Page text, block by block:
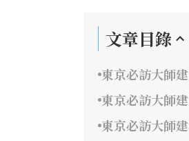
文章目錄
東京必訪大師
東京必訪大師
東京必訪大師